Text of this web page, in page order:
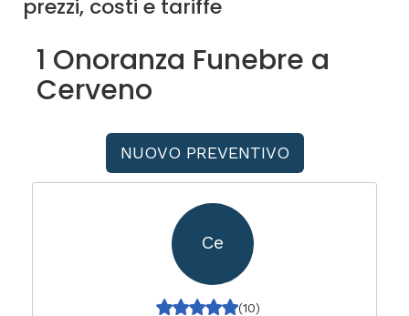
prezzi, costi e tariffe
1 Onoranza Funebre a
Cerveno
NUOVO PREVENTIVO
Ce
(10)